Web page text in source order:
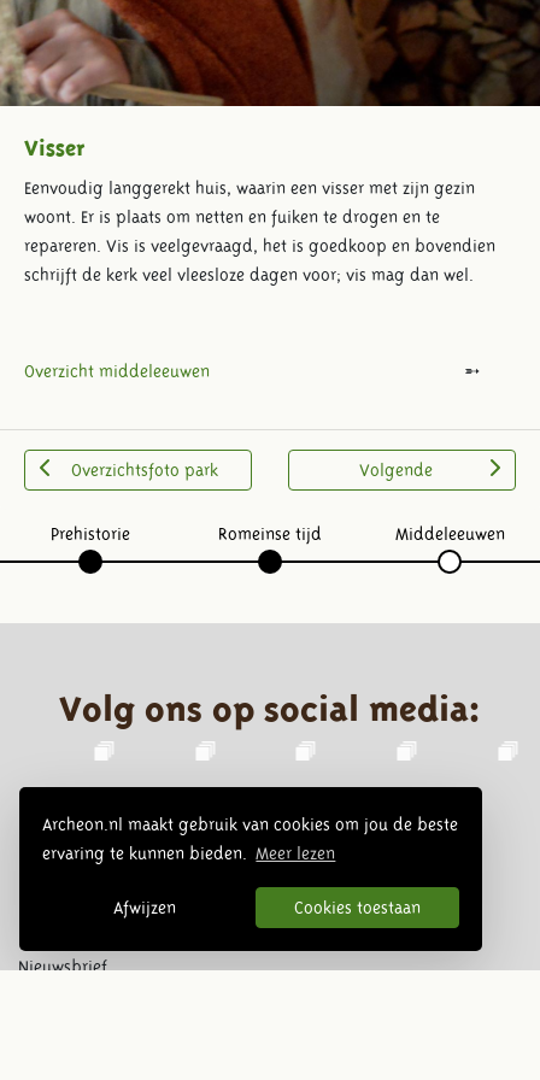
Archeon.nl maakt gebruik van cookies om jou de beste
ervaring te kunnen bieden.
Meer lezen
Afwijzen Cookies toestaan
Visser
Eenvoudig langgerekt huis, waarin een visser met zijn gezin
woont. Er is plaats om netten en fuiken te drogen en te
repareren. Vis is veelgevraagd, het is goedkoop en bovendien
schrijft de kerk veel vleesloze dagen voor; vis mag dan wel.
Overzicht middeleeuwen
Overzichtsfoto park Volgende
Prehistorie Romeinse tijd Middeleeuwen
Volg ons op social media:
Nieuwsbrief